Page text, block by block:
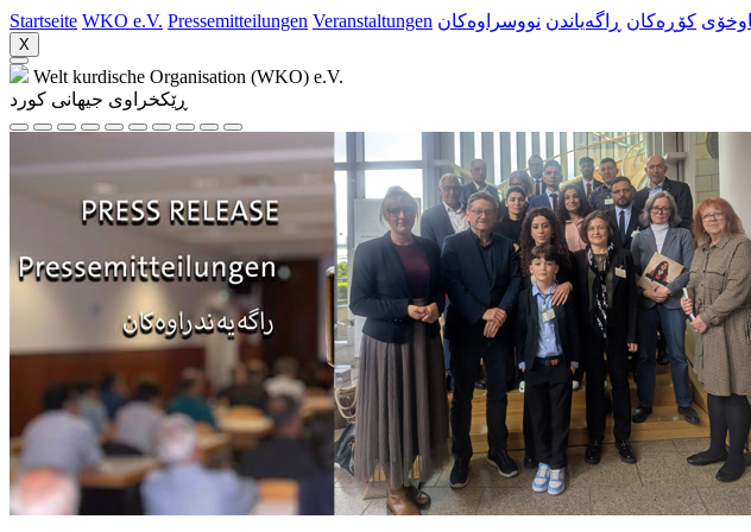
Startseite WKO e.V. Pressemitteilungen Veranstaltungen کۆڕەکان ڕاگەیاندن نووسراوه‌کان
X
Welt kurdische Organisation (WKO) e.V.
ڕێکخراوی جیهانی کورد